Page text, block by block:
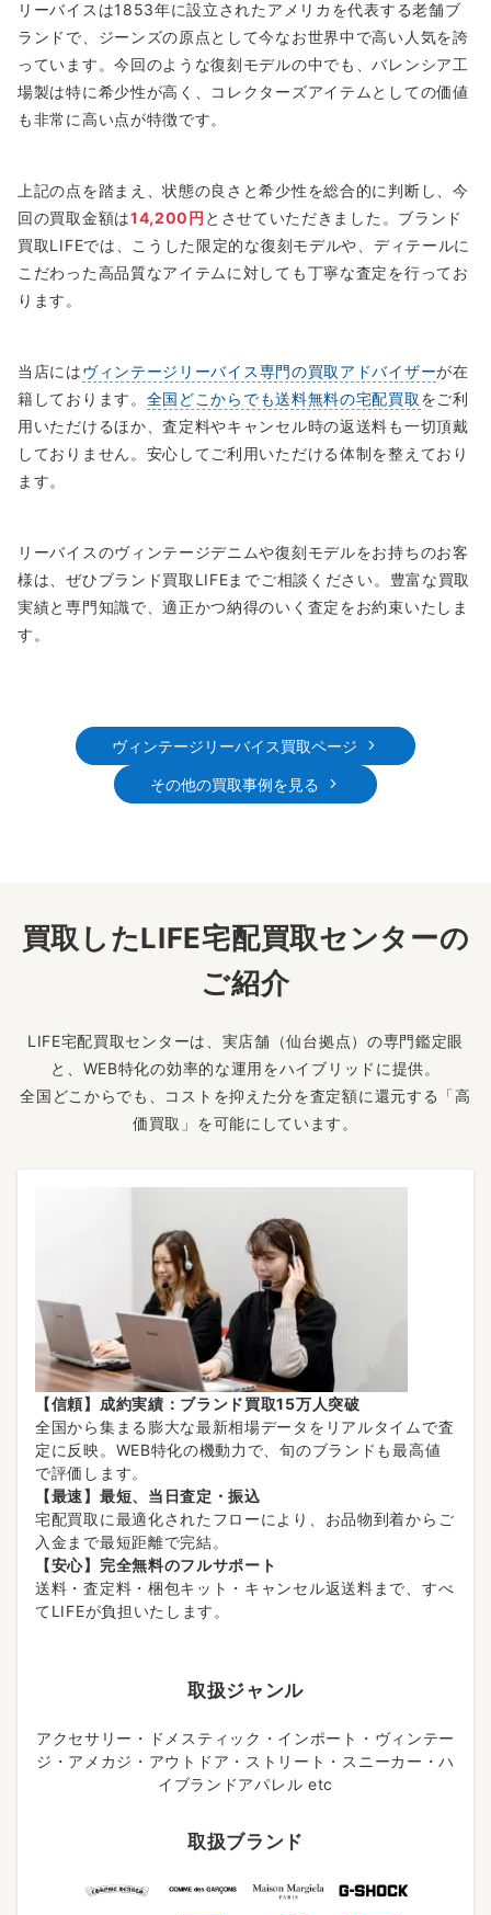
リーバイスは1853年に設立されたアメリカを代表する老舗ブ
ランドで、ジーンズの原点として今なお世界中で高い人気を誇
っています。今回のような復刻モデルの中でも、バレンシア工
場製は特に希少性が高く、コレクターズアイテムとしての価値
も非常に高い点が特徴です。
上記の点を踏まえ、状態の良さと希少性を総合的に判断し、今
回の買取金額は14,200円 とさせていただきました。ブランド
買取LIFEでは、こうした限定的な復刻モデルや、ディテールに
こだわった高品質なアイテムに対しても丁寧な査定を行ってお
ります。
当店にはヴィンテージリーバイス専門の買取アドバイザーが在
籍しております。 全国どこからでも送料無料の宅配買取 をご利
用いただけるほか、査定料やキャンセル時の返送料も一切頂戴
しておりません。安心してご利用いただける体制を整えており
ます。
リーバイスのヴィンテージデニムや復刻モデルをお持ちのお客
様は、ぜひブランド買取LIFEまでご相談ください。豊富な買取
実績と専門知識で、適正かつ納得のいく査定をお約束いたしま
す。
ヴィンテージリーバイス買取ページ
その他の買取事例を見る
買取したLIFE宅配買取センターの
ご紹介
LIFE宅配買取センターは、実店舗（仙台拠点）の専門鑑定眼
と、WEB特化の効率的な運用をハイブリッドに提供。
全国どこからでも、コストを抑えた分を査定額に還元する「高
価買取」を可能にしています。
【信頼】成約実績：ブランド買取15万人突破
全国から集まる膨大な最新相場データをリアルタイムで査
定に反映。WEB特化の機動力で、旬のブランドも最高値
で評価します。
【最速】最短、当日査定・振込
宅配買取に最適化されたフローにより、お品物到着からご
入金まで最短距離で完結。
【安心】完全無料のフルサポート
送料・査定料・梱包キット・キャンセル返送料まで、すべ
てLIFEが負担いたします。
取扱ジャンル
アクセサリー・ドメスティック・インポート・ヴィンテー
ジ・アメカジ・アウトドア・ストリート・スニーカー・ハ
イブランドアパレル etc
取扱ブランド